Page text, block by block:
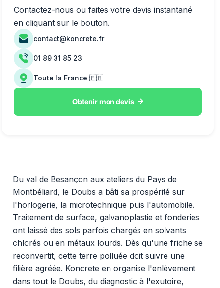
Du val de Besançon aux ateliers du Pays de
Montbéliard, le Doubs a bâti sa prospérité sur
l'horlogerie, la microtechnique puis l'automobile.
Traitement de surface, galvanoplastie et fonderies
ont laissé des sols parfois chargés en solvants
chlorés ou en métaux lourds. Dès qu'une friche se
reconvertit, cette terre polluée doit suivre une
filière agréée. Koncrete en organise l'enlèvement
dans tout le Doubs, du diagnostic à l'exutoire,
Contactez-nous ou faites votre devis instantané
en cliquant sur le bouton.
contact@koncrete.fr
01 89 31 85 23
Toute la France 🇫🇷
Obtenir mon devis 